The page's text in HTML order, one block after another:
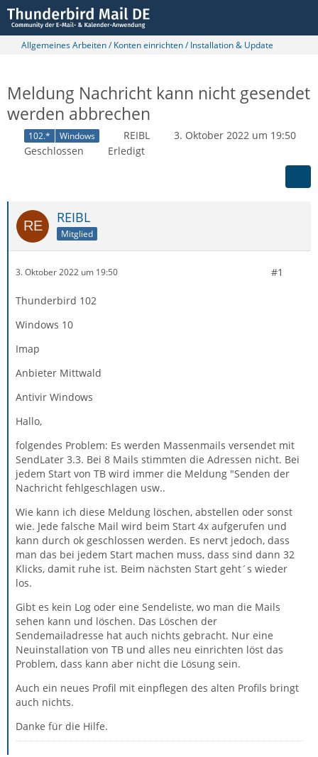
Allgemeines Arbeiten / Konten einrichten / Installation & Update
Meldung Nachricht kann nicht gesendet
werden abbrechen
102.* Windows REIBL
3. Oktober 2022 um 19:50
Geschlossen
Erledigt
REIBL
Mitglied
3. Oktober 2022 um 19:50 #1
Thunderbird 102
Windows 10
Imap
Anbieter Mittwald
Antivir Windows
Hallo,
folgendes Problem: Es werden Massenmails versendet mit
SendLater 3.3. Bei 8 Mails stimmten die Adressen nicht. Bei
jedem Start von TB wird immer die Meldung "Senden der
Nachricht fehlgeschlagen usw..
Wie kann ich diese Meldung löschen, abstellen oder sonst
wie. Jede falsche Mail wird beim Start 4x aufgerufen und
kann durch ok geschlossen werden. Es nervt jedoch, dass
man das bei jedem Start machen muss, dass sind dann 32
Klicks, damit ruhe ist. Beim nächsten Start geht´s wieder
los.
Gibt es kein Log oder eine Sendeliste, wo man die Mails
sehen kann und löschen. Das Löschen der
Sendemailadresse hat auch nichts gebracht. Nur eine
Neuinstallation von TB und alles neu einrichten löst das
Problem, dass kann aber nicht die Lösung sein.
Auch ein neues Profil mit einpflegen des alten Profils bringt
auch nichts.
Danke für die Hilfe.